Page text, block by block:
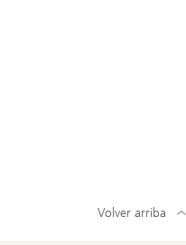
Volver arriba